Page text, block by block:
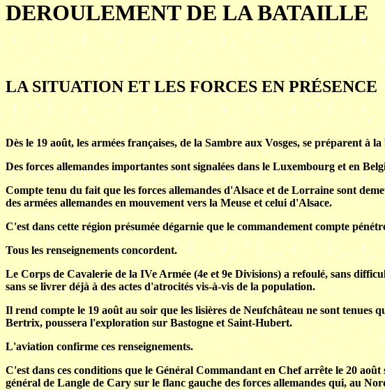
DEROULEMENT DE LA BATAILLE
LA SITUATION ET LES FORCES EN PRÉSENCE
Dès le 19 août, les armées françaises, de la Sambre aux Vosges, se préparent à
Des forces allemandes importantes sont signalées dans le Luxembourg et en
Compte tenu du fait que les forces allemandes d'Alsace et de Lorraine sont
des armées allemandes en mouvement vers la Meuse et celui d'Alsace.
C'est dans cette région présumée dégarnie que le commandement compte
Tous les renseignements concordent.
Le Corps de Cavalerie de la IVe Armée (4e et 9e Divisions) a refoulé, sans
sans se livrer déjà à des actes d'atrocités vis-à-vis de la population.
Il rend compte le 19 août au soir que les lisières de Neufchâteau ne sont tenues
Bertrix, poussera l'exploration sur Bastogne et Saint-Hubert.
L'aviation confirme ces renseignements.
C'est dans ces conditions que le Général Commandant en Chef arrête le 20
général de Langle de Cary sur le flanc gauche des forces allemandes qui, au